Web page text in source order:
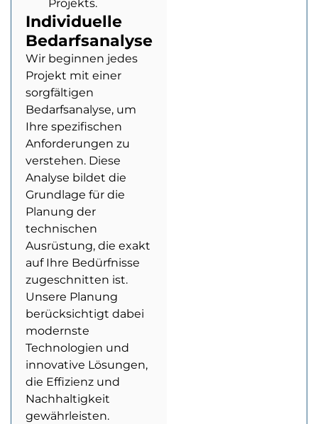
Projekts.
Individuelle
Bedarfsanalyse
Wir beginnen jedes
Projekt mit einer
sorgfältigen
Bedarfsanalyse, um
Ihre spezifischen
Anforderungen zu
verstehen. Diese
Analyse bildet die
Grundlage für die
Planung der
technischen
Ausrüstung, die exakt
auf Ihre Bedürfnisse
zugeschnitten ist.
Unsere Planung
berücksichtigt dabei
modernste
Technologien und
innovative Lösungen,
die Effizienz und
Nachhaltigkeit
gewährleisten.